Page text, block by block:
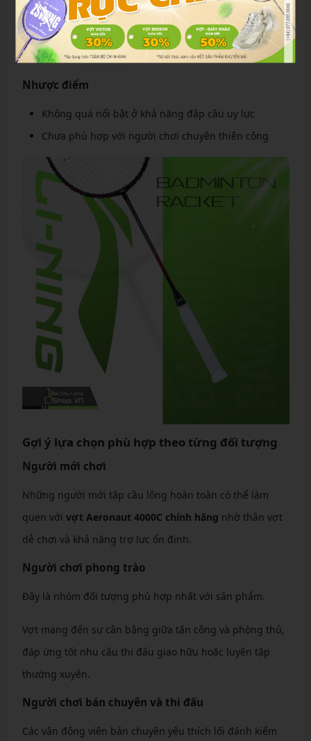
Phản tạt nhanh
Dễ tiếp cận với nhiều trình độ
Độ hoàn thiện tốt
Nhược điểm
Không quá nổi bật ở khả năng đập cầu uy lực
Chưa phù hợp với người chơi chuyên thiên công
Gợi ý lựa chọn phù hợp theo từng đối tượng
Người mới chơi
Những người mới tập cầu lông hoàn toàn có thể làm
quen với vợt Aeronaut 4000C chính hãng nhờ thân vợt
dễ chơi và khả năng trợ lực ổn định.
Người chơi phong trào
Đây là nhóm đối tượng phù hợp nhất với sản phẩm.
Vợt mang đến sự cân bằng giữa tấn công và phòng thủ,
đáp ứng tốt nhu cầu thi đấu giao hữu hoặc luyện tập
thường xuyên.
Người chơi bán chuyên và thi đấu
Các vận động viên bán chuyên yêu thích lối đánh kiểm